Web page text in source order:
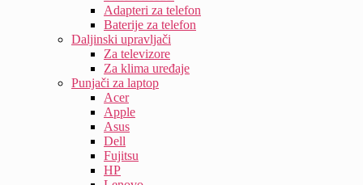
Adapteri za telefon
Baterije za telefon
Daljinski upravljači
Za televizore
Za klima uređaje
Punjači za laptop
Acer
Apple
Asus
Dell
Fujitsu
HP